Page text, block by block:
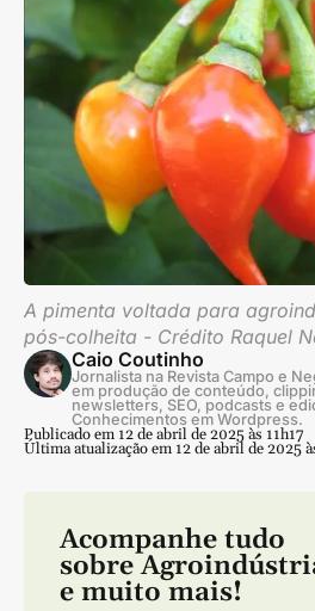
A pimenta voltada para
pós-colheita - Crédito Raquel
Caio Coutinho
Jornalista na Revista Campo e
em produção de conteúdo,
newsletters, SEO, podcasts e
Conhecimentos em Wordpress.
Publicado em 12 de abril de 2025 às 11h17
Última atualização em 12 de abril de 2025
Acompanhe tudo
sobre
e muito mais!